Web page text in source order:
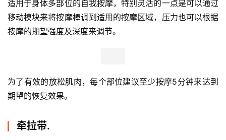
适用于身体多部位的自我按摩，特别灵活的一点是可以通过
移动模块来将按摩棒调到适用的按摩区域，压力也可以根据
按摩的期望强度及深度来调节。
为了有效的放松肌肉，每个部位建议至少按摩5分钟来达到
期望的恢复效果。
牵拉带.